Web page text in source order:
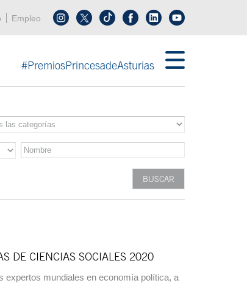
Empleo Síguenos en tiktokSíguenos en linkedin
#PremiosPrincesadeAsturias
DE CIENCIAS SOCIALES 2020
expertos mundiales en economía política, a